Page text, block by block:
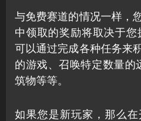
与免费赛道的情况一样，
中领取的奖励将取决于
可以通过完成各种任务来
的游戏、召唤特定数量的
筑物等等。
如果您是新玩家，那么